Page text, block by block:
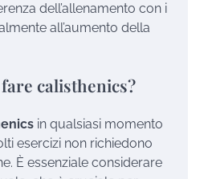
dell’allenamento con i
all’aumento della
calisthenics?
in qualsiasi momento
esercizi non richiedono
È essenziale considerare